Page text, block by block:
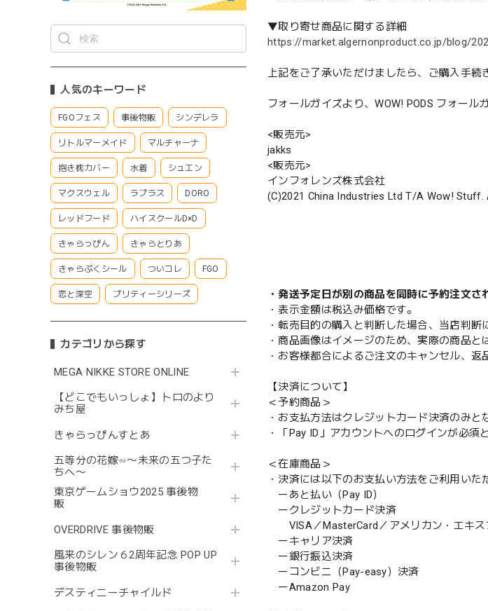
人気のキーワード
FGOフェス 事後物販 シンデレラ
リトルマーメイド マルチャーナ
抱き枕カバー 水着 シュエン
マクスウェル ラプラス DORO
レッドフード ハイスクールD×D
きゃらっぴん きゃらとりあ
きゃらぷくシール ついコレ FGO
恋と深空 プリティーシリーズ
カテゴリから探す
MEGA NIKKE STORE ONLINE
【どこでもいっしょ】トロのより
みち屋
きゃらっぴんすとあ
五等分の花嫁∽〜未来の五つ子た
ちへ〜
東京ゲームショウ2025 事後物
販
OVERDRIVE 事後物販
風来のシレン６2周年記念 POP UP
事後物販
デスティニーチャイルド
▼取り寄せ商品に関する詳細
https://market.algernonproduct.co.jp/blog/
上記をご了承いただけましたら、ご購入手
フォールガイズより、WOW! PODS フォール
<販売元>
jakks
<販売元>
インフォレンズ株式会社
(C)2021 China Industries Ltd T/A Wow! Stuff.
・発送予定日が別の商品を同時に予約注文
・表示金額は税込み価格です。
・転売目的の購入と判断した場合、当店判断
・商品画像はイメージのため、実際の商品
・お客様都合によるご注文のキャンセル、返
【決済について】
＜予約商品＞
・お支払方法はクレジットカード決済のみと
・「Pay ID」アカウントへのログインが必須
＜在庫商品＞
・決済には以下のお支払い方法をご利用いた
ーあと払い（Pay ID）
ークレジットカード決済
VISA／MasterCard／アメリカン・エキス
ーキャリア決済
ー銀行振込決済
ーコンビニ（Pay-easy）決済
ーAmazon Pay